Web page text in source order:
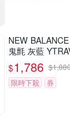
NEW
鬼氈 灰藍
$1,786 $
限時下殺
券